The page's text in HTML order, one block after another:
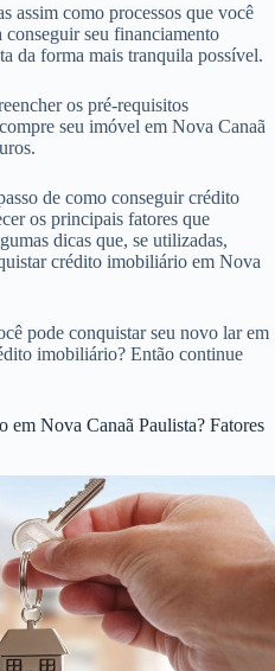
assim como processos que você
conseguir seu financiamento
da forma mais tranquila possível.
os pré-requisitos
seu imóvel em Nova Canaã
de como conseguir crédito
os principais fatores que
dicas que, se utilizadas,
crédito imobiliário em Nova
pode conquistar seu novo lar em
imobiliário? Então continue
Nova Canaã Paulista? Fatores